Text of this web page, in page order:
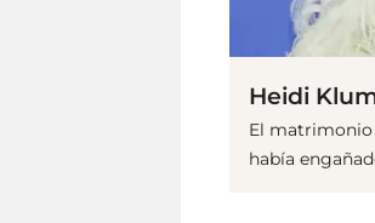
Heidi
El matrimonio
había